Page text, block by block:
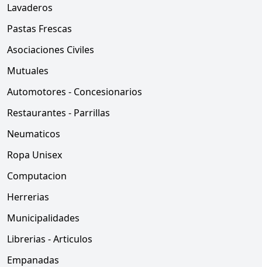
Lavaderos
Pastas Frescas
Asociaciones Civiles
Mutuales
Automotores - Concesionarios
Restaurantes - Parrillas
Neumaticos
Ropa Unisex
Computacion
Herrerias
Municipalidades
Librerias - Articulos
Empanadas